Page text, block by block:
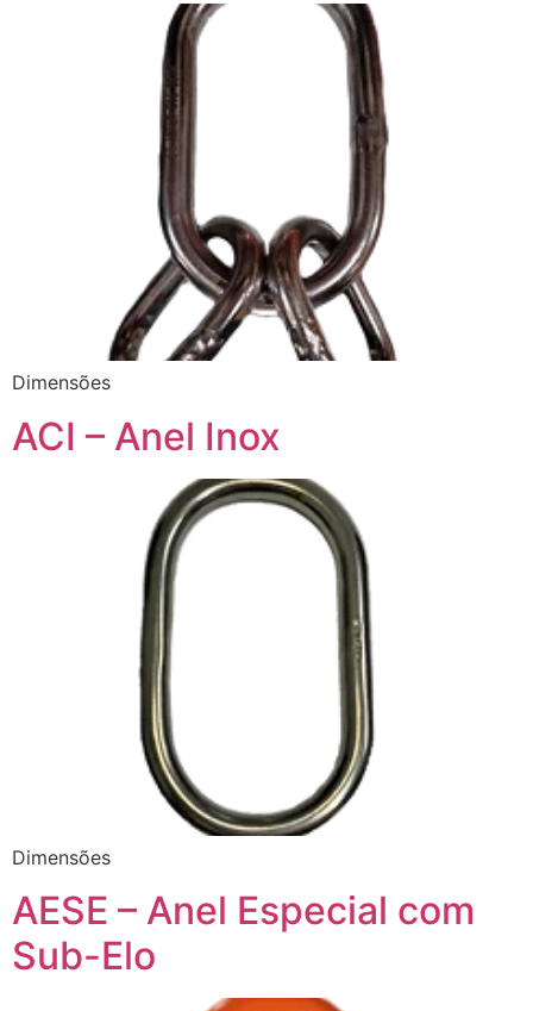
Dimensões
ACI – Anel Inox
Dimensões
AESE – Anel Especial com
Sub-Elo